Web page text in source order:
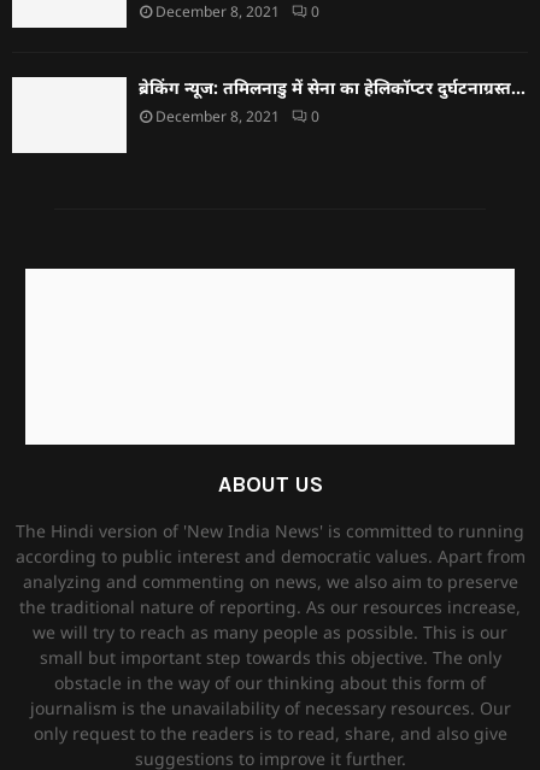
December 8, 2021 0
ब्रेकिंग न्यूज: तमिलनाडु में सेना का हेलिकॉप्टर दुर्घटनाग्रस्त…
December 8, 2021 0
ABOUT US
The Hindi version of 'New India News' is committed to running
according to public interest and democratic values. Apart from
analyzing and commenting on news, we also aim to preserve
the traditional nature of reporting. As our resources increase,
we will try to reach as many people as possible. This is our
small but important step towards this objective. The only
obstacle in the way of our thinking about this form of
journalism is the unavailability of necessary resources. Our
only request to the readers is to read, share, and also give
suggestions to improve it further.